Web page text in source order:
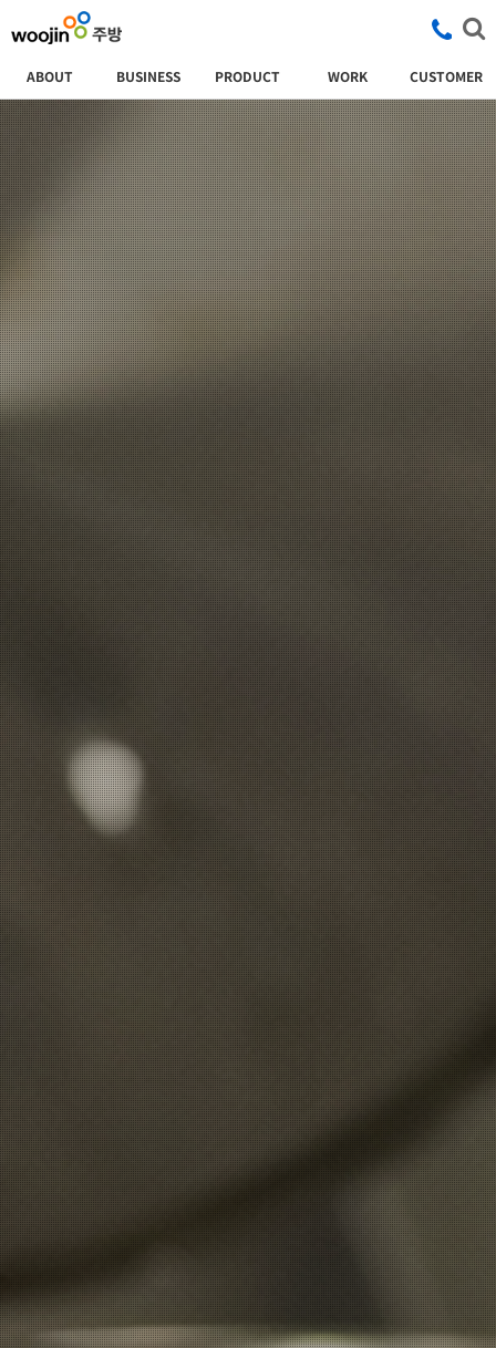
ABOUT BUSINESS PRODUCT WORK CUSTOMER